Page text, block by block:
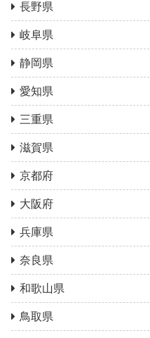
長野県
岐阜県
静岡県
愛知県
三重県
滋賀県
京都府
大阪府
兵庫県
奈良県
和歌山県
鳥取県